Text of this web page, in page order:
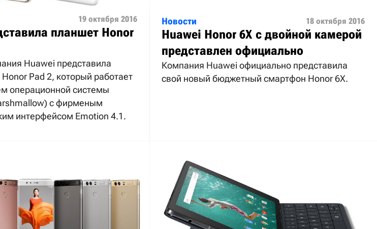
19 октября 2016
планшет Honor
Huawei представила
Pad 2, который работает
операционной системы
с фирменым
интерфейсом Emotion 4.1.
Новости 18 октября 2016
Huawei Honor 6X с двойной камерой
представлен официально
Компания Huawei официально представила
свой новый бюджетный смартфон Honor 6X.